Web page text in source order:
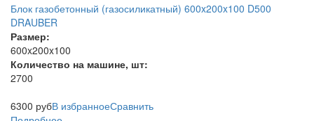
Блок газобетонный (газосиликатный) 600x200x100 D500
DRAUBER
Размер:
600x200x100
Количество на машине, шт:
2700
6300 рубВ избранноеСравнить